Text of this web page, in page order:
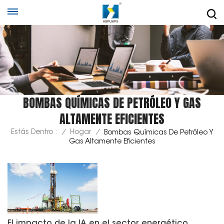
BOMBAS QUÍMICAS DE PETRÓLEO Y GAS
ALTAMENTE EFICIENTES
Estás Dentro : / Hogar /
Bombas Químicas De Petróleo Y
Gas Altamente Eficientes